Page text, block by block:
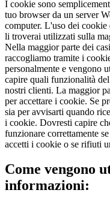
I cookie sono
tuo browser da un server
computer. L'uso dei cookie
li troverai utilizzati sulla
Nella maggior parte dei
raccogliamo tramite i
personalmente e vengono
capire quali funzionalità
nostri clienti. La maggior
per accettare i cookie. Se
sia per avvisarti quando
i cookie. Dovresti capire
funzionare correttamente
accetti i cookie o se rifiuti
Come vengono
informazioni: